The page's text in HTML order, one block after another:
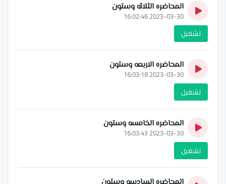
المحاضره الثلاثه وستون
2023-03-30 16:02:46
تشغيل
المحاضره الاربعه وستون
2023-03-30 16:03:18
تشغيل
المحاضره الخامسه وستون
2023-03-30 16:03:43
تشغيل